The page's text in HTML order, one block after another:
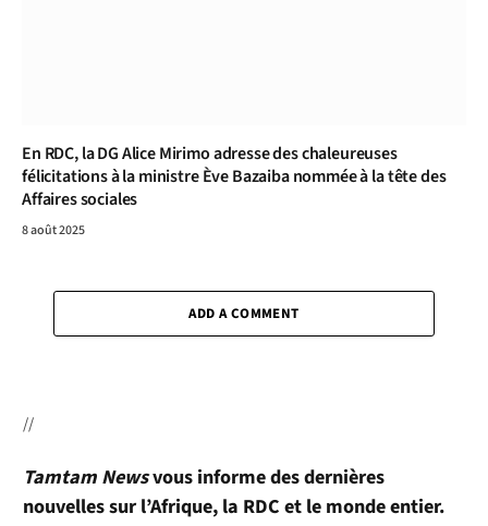
En RDC, la DG Alice Mirimo adresse des chaleureuses
félicitations à la ministre Ève Bazaiba nommée à la tête des
Affaires sociales
8 août 2025
ADD A COMMENT
//
Tamtam Newsvous informe des dernières
nouvelles sur l’Afrique, la RDC et le monde entier.